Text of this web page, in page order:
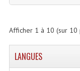
Afficher 1 à 10 (sur 10
LANGUES